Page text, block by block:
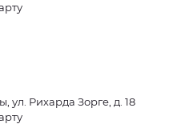
ул. Рихарда Зорге, д. 18